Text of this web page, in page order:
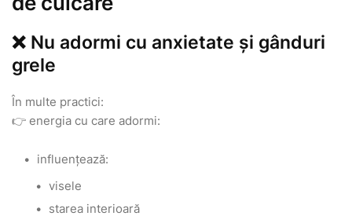
❌ Nu adormi cu anxietate și gânduri
grele
În multe practici:
👉 energia cu care adormi:
influențează:
visele
starea interioară